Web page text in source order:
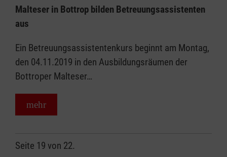
Malteser in Bottrop bilden Betreuungsassistenten
aus
Ein Betreuungsassistentenkurs beginnt am Montag,
den 04.11.2019 in den Ausbildungsräumen der
Bottroper Malteser…
mehr
Seite 19 von 22.